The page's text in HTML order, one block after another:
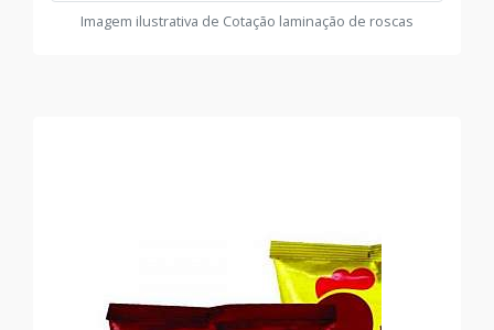
Imagem ilustrativa de Cotação laminação de roscas